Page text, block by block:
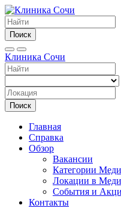
Поиск
Клиника Сочи
Поиск
Главная
Справка
Обзор
Вакансии
Категории
Локации в
События и
Контакты